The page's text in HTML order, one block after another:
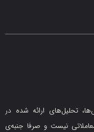
ارائه شده در
و صرفا جنبه‌ی